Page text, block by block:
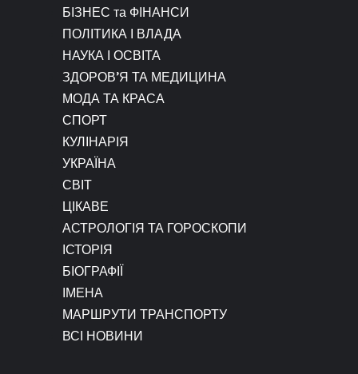
БІЗНЕС та ФІНАНСИ
ПОЛІТИКА І ВЛАДА
НАУКА І ОСВІТА
ЗДОРОВ’Я ТА МЕДИЦИНА
МОДА ТА КРАСА
СПОРТ
КУЛІНАРІЯ
УКРАЇНА
СВІТ
ЦІКАВЕ
АСТРОЛОГІЯ ТА ГОРОСКОПИ
ІСТОРІЯ
БІОГРАФІЇ
ІМЕНА
МАРШРУТИ ТРАНСПОРТУ
ВСІ НОВИНИ